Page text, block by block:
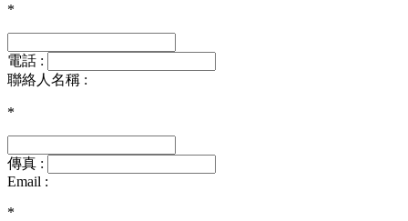
*
電話 :
聯絡人名稱 :
*
傳真 :
Email :
*